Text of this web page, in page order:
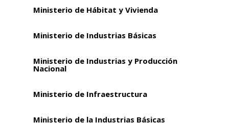
Ministerio de Hábitat y Vivienda
Ministerio de Industrias Básicas
Ministerio de Industrias y Producción
Nacional
Ministerio de Infraestructura
Ministerio de la Industrias Básicas